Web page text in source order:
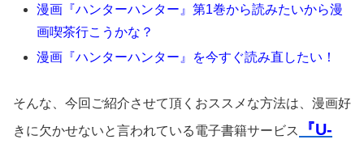
漫画『ハンターハンター』第1巻から読みたいから漫
画喫茶行こうかな？
漫画『ハンターハンター』を今すぐ読み直したい！
そんな、今回ご紹介させて頂くおススメな方法は、漫画好
きに欠かせないと言われている電子書籍サービス
『U-